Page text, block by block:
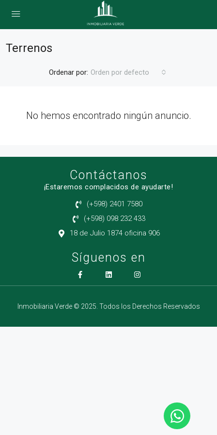
Terrenos
Ordenar por: Orden por defecto
No hemos encontrado ningún anuncio.
Contáctanos
¡Estaremos complacidos de ayudarte!
(+598) 2401 7580
(+598) 098 232 433
18 de Julio 1874 oficina 906
Síguenos en
Inmobiliaria Verde © 2025. Todos los Derechos Reservados